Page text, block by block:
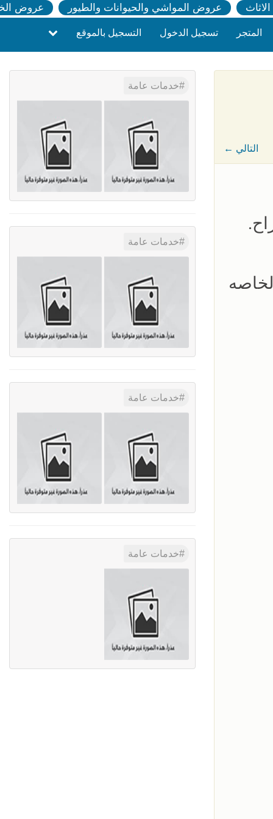
عروض المواشي والحيوانات والطيور عروض
المتجر تسجيل الدخول التسجيل بالموقع
← التالي
خدمات عامة
خدمات عامة
خدمات عامة
خدمات عامة